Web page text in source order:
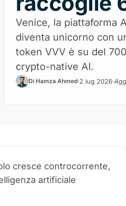
Venice, la piattaforma
diventa unicorno con
token VVV è su del
crypto-native AI.
Di Hamza Ahmed 2 lug 2026
cresce controcorrente,
artificiale